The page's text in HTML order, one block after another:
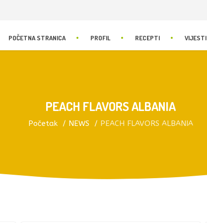
POČETNA STRANICA PROFIL RECEPTI VIJESTI
PEACH FLAVORS ALBANIA
Početak NEWS PEACH FLAVORS ALBANIA